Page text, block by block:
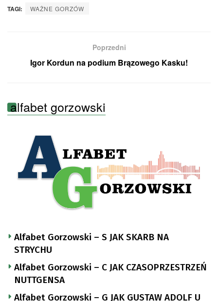
TAGI: WAŻNE GORZÓW
Poprzedni
Igor Kordun na podium Brązowego Kasku!
alfabet gorzowski
Alfabet Gorzowski – S JAK SKARB NA
STRYCHU
Alfabet Gorzowski – C JAK CZASOPRZESTRZEŃ
NUTTGENSA
Alfabet Gorzowski – G JAK GUSTAW ADOLF U